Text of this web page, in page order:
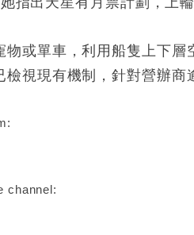
物或單車，利用船隻上下
視現有機制，針對營辦
channel: